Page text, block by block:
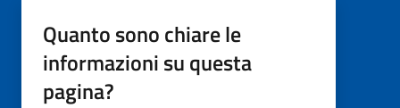
Quanto sono chiare le
informazioni su questa
pagina?